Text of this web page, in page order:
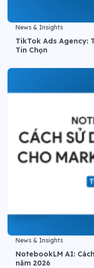
News & Insights
TikTok Ads Agency:
Tin Chọn
News & Insights
NotebookLM AI:
năm 2026